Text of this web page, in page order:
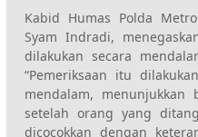
Kabid Humas Polda
Syam Indradi,
dilakukan secara
“Pemeriksaan itu
mendalam, menunjukkan
setelah orang yang
dicocokkan dengan